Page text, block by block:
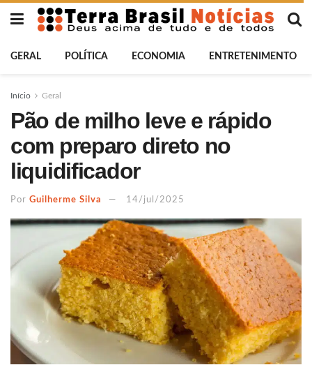
GERAL POLÍTICA ECONOMIA ENTRETENIMENTO
Início Geral
Pão de milho leve e rápido
com preparo direto no
liquidificador
Por Guilherme Silva 14/jul/2025